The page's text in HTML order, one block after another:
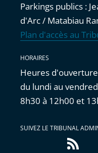
Parkings publics :
d'Arc / Matabiau
Plan d'accès au
HORAIRES
Heures
du lundi au
8h30 à 12h00 et
SUIVEZ LE TRIBUNAL
Flux